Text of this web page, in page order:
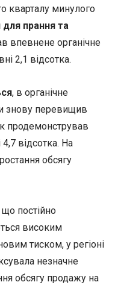
кварталу минулого
прання та
впевнене органічне
2,1 відсотка.
, в органічне
знову перевищив
продемонстрував
відсотка. На
обсягу
постійно
високим
тиском, у регіоні
незначне
обсягу продажу на